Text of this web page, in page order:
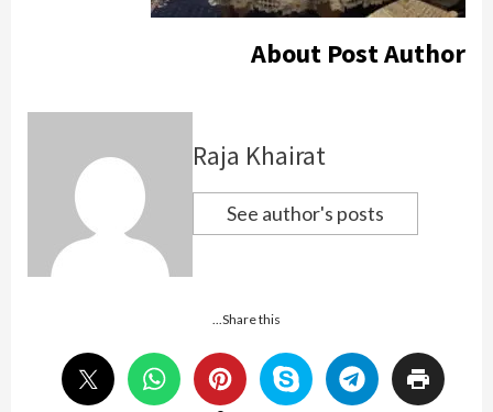
About Post Author
Raja Khairat
See author's posts
Share this...